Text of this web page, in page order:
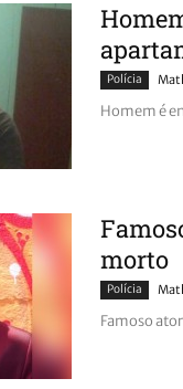
Polícia
Homem é
morto
Polícia
Famoso